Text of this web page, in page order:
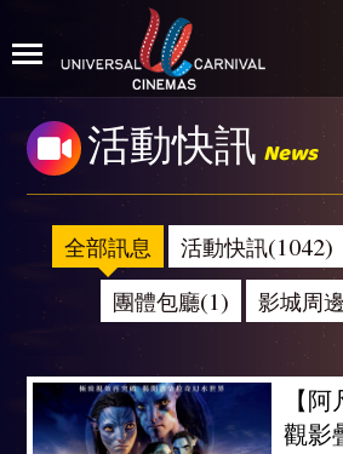
活動快訊 News
全部訊息 活動快訊(1042)
團體包廳(1)
影城周
【
觀影